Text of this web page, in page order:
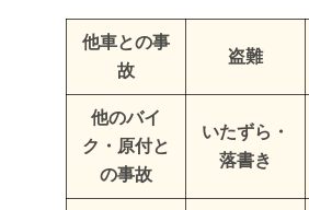
他車との事
故
盗難
他のバイ
ク・原付と
の事故
いたずら・
落書き